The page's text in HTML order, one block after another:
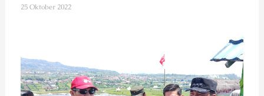
25 Oktober 2022